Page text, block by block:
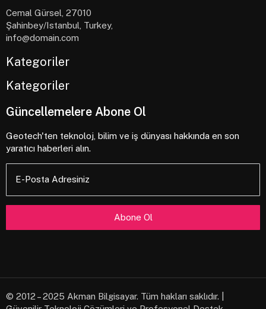
zamanda pek değişmeden elektronik dizgiye de
sıçramıştır. 1960’larda Lorem Ipsum pasajları da
ve yakın zamanda Aldus PageMaker gibi Lorem
Ipsum sürümleri içeren masaüstü yayıncılık
Yinelenen bir sayfa içeriğinin okuyucunun
dikkatini dağıttığı bilinen bir gerçektir. Lorem
Ipsum kullanmanın amacı, sürekli ‘buraya metin
gelecek, buraya metin gelecek’ yazmaya kıyasla
daha dengeli bir harf dağılımı sağlayarak
okunurluğu artırmasıdır. Şu anda birçok
masaüstü yayıncılık paketi ve web sayfa
motorlarında ‘lorem ipsum’ anahtar sözcükleri
ile arama yapıldığında henüz tasarım
Cemal Gürsel, 27010
Şahinbey/Istanbul, Turkey,
info@domain.com
Kategoriler
Kategoriler
Güncellemelere Abone Ol
Geotech'ten teknoloj, bilim ve iş dünyası hakkında en son
yaratıcı haberleri alın.
E-Posta Adresiniz
© 2012 – 2025 Akman Bilgisayar. Tüm hakları saklıdır. |